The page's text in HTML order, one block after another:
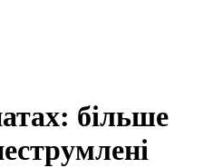
більше